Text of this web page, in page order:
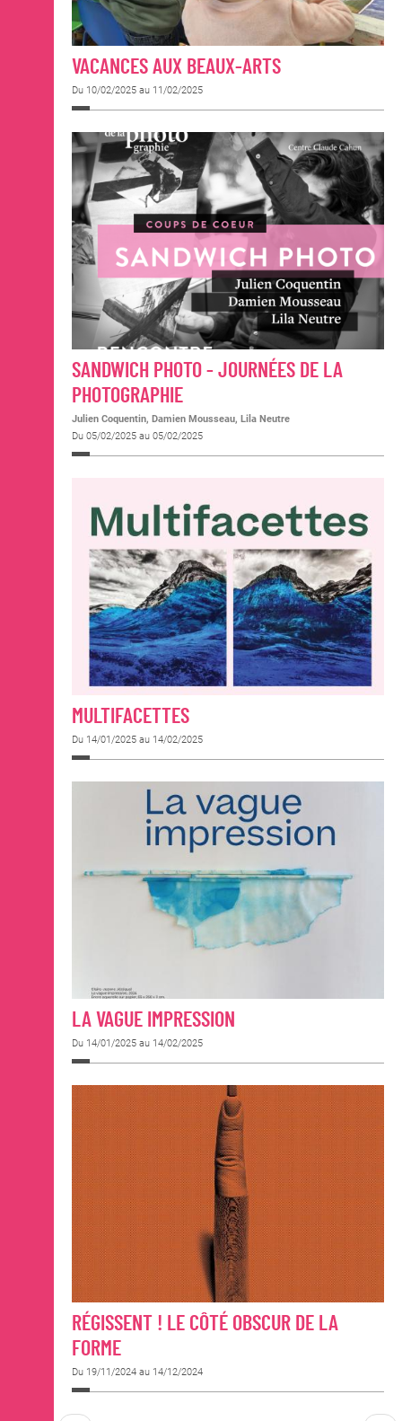
VACANCES AUX BEAUX-ARTS
Du 10/02/2025 au 11/02/2025
SANDWICH PHOTO - JOURNÉES DE LA
PHOTOGRAPHIE
Julien Coquentin, Damien Mousseau, Lila Neutre
Du 05/02/2025 au 05/02/2025
MULTIFACETTES
Du 14/01/2025 au 14/02/2025
LA VAGUE IMPRESSION
Du 14/01/2025 au 14/02/2025
RÉGISSENT ! LE CÔTÉ OBSCUR DE LA
FORME
Du 19/11/2024 au 14/12/2024